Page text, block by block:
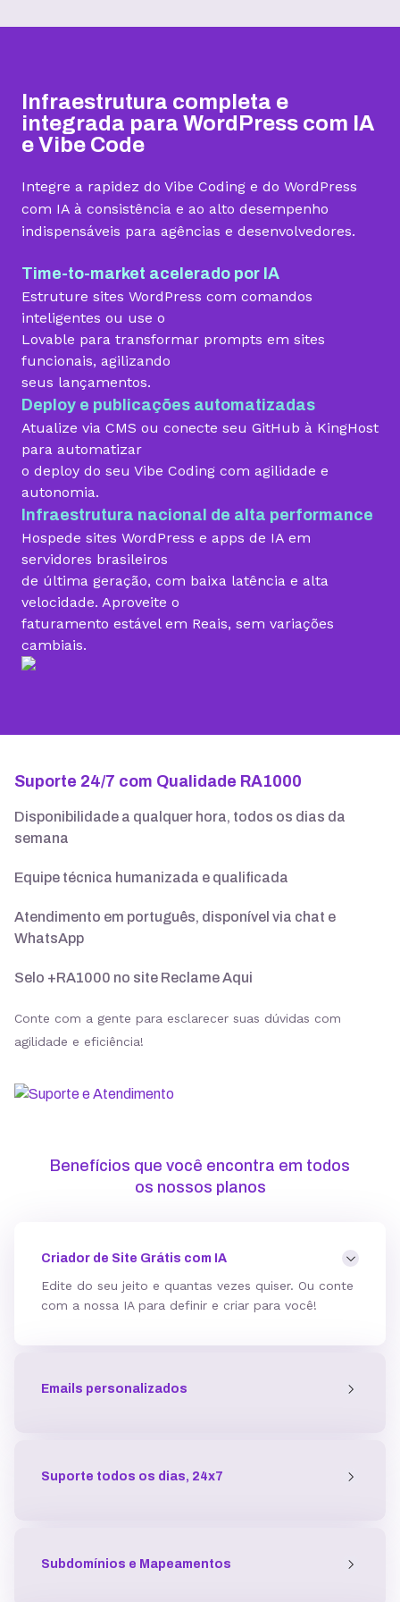
Contratar Contratar
Armazenamento
Quantidade de sites
1 site 3 sites 5 sites
Hospedagem gerenciada para WordPress
Domínio grátis
Migração grátis
Vibe Coding
Criador de Sites grátis
Armazenamento
Suporte 24/7 com especialistas
30 dias para pedir reembolso
SSL ilimitado grátis
Mod_deflate
Proteção contra DDoS
Infraestrutura completa e
integrada para WordPress com IA
e Vibe Code
Integre a rapidez do Vibe Coding e do WordPress
com IA à consistência e ao alto desempenho
indispensáveis para agências e desenvolvedores.
Time-to-market acelerado por IA
Estruture sites WordPress com comandos
inteligentes ou use o
Lovable para transformar prompts em sites
funcionais, agilizando
seus lançamentos.
Deploy e publicações automatizadas
Atualize via CMS ou conecte seu GitHub à KingHost
para automatizar
o deploy do seu Vibe Coding com agilidade e
autonomia.
Infraestrutura nacional de alta performance
Hospede sites WordPress e apps de IA em
servidores brasileiros
de última geração, com baixa latência e alta
velocidade. Aproveite o
faturamento estável em Reais, sem variações
cambiais.
Suporte 24/7 com Qualidade RA1000
Disponibilidade a qualquer hora, todos os dias da
semana
Equipe técnica humanizada e qualificada
Atendimento em português, disponível via chat e
WhatsApp
Selo +RA1000 no site Reclame Aqui
Conte com a gente para esclarecer suas dúvidas com
agilidade e eficiência!
Benefícios que você encontra em todos
os nossos planos
Criador de Site Grátis com IA
Edite do seu jeito e quantas vezes quiser. Ou conte
com a nossa IA para definir e criar para você!
Emails personalizados
Suporte todos os dias, 24x7
Subdomínios e Mapeamentos